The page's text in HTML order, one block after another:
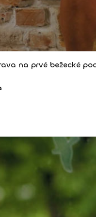
na prvé bežecké